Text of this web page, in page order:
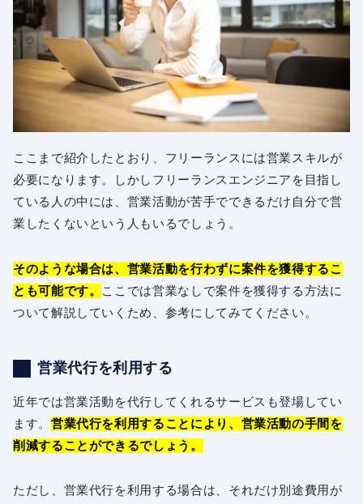
ここまで紹介したとおり、フリーランスには営業スキルが
必要になります。しかしフリーランスエンジニアを目指し
ている人の中には、営業活動が苦手でできるだけ自分で営
業したくないという人もいるでしょう。
そのような場合は、営業活動を行わずに案件を獲得するこ
とも可能です。 ここでは営業なしで案件を獲得する方法に
ついて解説していくため、参考にしてみてください。
営業代行を利用する
近年では営業活動を代行してくれるサービスも登場してい
ます。 営業代行を利用することにより、営業活動の手間を
削減することができるでしょう。
ただし、営業代行を利用する場合は、それだけ別途費用が